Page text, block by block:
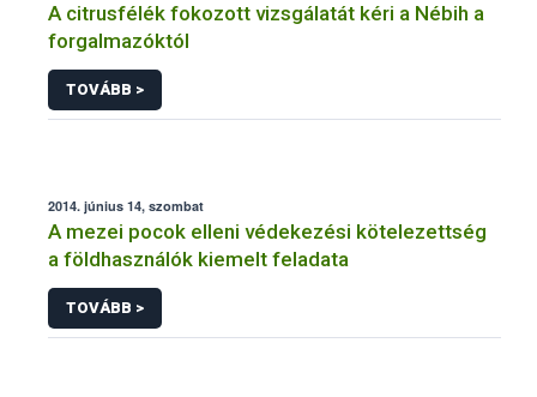
A citrusfélék fokozott vizsgálatát kéri a Nébih a
forgalmazóktól
TOVÁBB >
2014. június 14, szombat
A mezei pocok elleni védekezési kötelezettség
a földhasználók kiemelt feladata
TOVÁBB >